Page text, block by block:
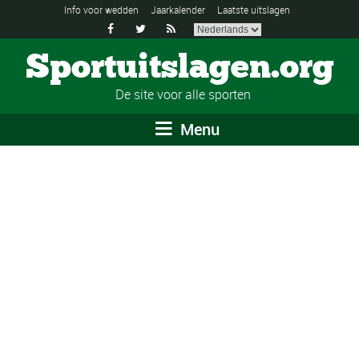
Info voor wedden Jaarkalender Laatste uitslagen
  
Sportuitslagen.org
De site voor alle sporten
Menu